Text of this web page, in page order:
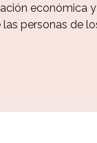
económica
personas de